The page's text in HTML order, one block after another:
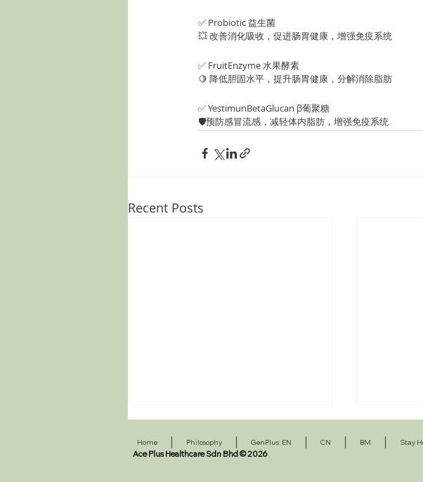
✅ Probiotic 益生菌
💥 改善消化吸收，促进肠胃健康，增强免疫系统
✅ FruitEnzyme 水果酵素
🍋 降低胆固水平，提升肠胃健康，分解消除脂肪
✅ YestimunBetaGlucan β葡聚糖
🛡预防感冒流感，减轻体内脂肪，增强免疫系统
Recent Posts
Home Philosophy GenPlus: EN CN BM Stay
Ace Plus Healthcare Sdn Bhd © 2026